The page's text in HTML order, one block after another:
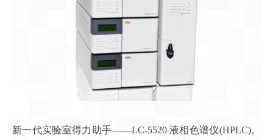
新一代实验室得力助手——LC-5520 液相色谱仪(HPLC)。